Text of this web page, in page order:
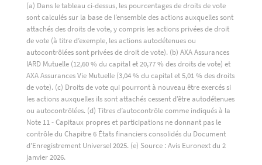
(a) Dans le tableau ci‑dessus, les pourcentages de droits de vote
sont calculés sur la base de l’ensemble des actions auxquelles sont
attachés des droits de vote, y compris les actions privées de droit
de vote (à titre d’exemple, les actions autodétenues ou
autocontrôlées sont privées de droit de vote). (b) AXA Assurances
IARD Mutuelle (12,60 % du capital et 20,77 % des droits de vote) et
AXA Assurances Vie Mutuelle (3,04 % du capital et 5,01 % des droits
de vote). (c) Droits de vote qui pourront à nouveau être exercés si
les actions auxquelles ils sont attachés cessent d’être autodétenues
ou autocontrôlées. (d) Titres d’autocontrôle comme indiqués à la
Note 11 - Capitaux propres et participations ne donnant pas le
contrôle du Chapitre 6 États financiers consolidés du Document
d'Enregistrement Universel 2025. (e) Source : Avis Euronext du 2
janvier 2026.